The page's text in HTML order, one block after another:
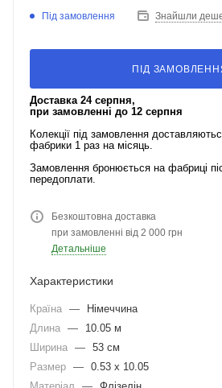
Під замовлення Знайшли
ПІД
Доставка 24 серпня,
при замовленні до 12 серпня
Колекції під замовлення
фабрики 1 раз на місяць.
Замовлення бронюється на фабриці
передоплати.
Безкоштовна доставка
при замовленні від 2 000 грн
Детальніше
Характеристики
Країна —
Німеччина
Длина —
10.05 м
Ширина — 53 см
Размер — 0.53 x 10.05